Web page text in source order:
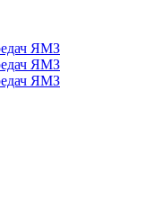
ЯМЗ
ЯМЗ
ЯМЗ